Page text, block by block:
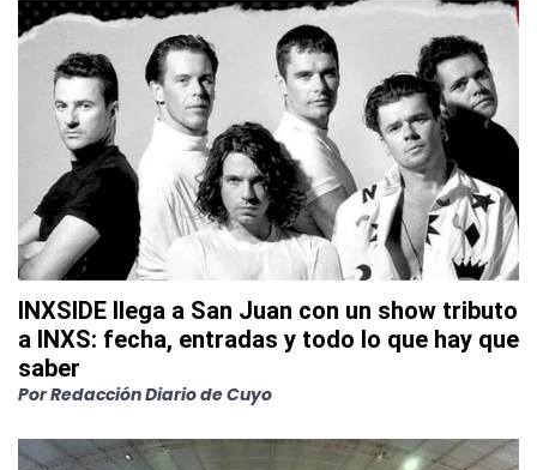
INXSIDE llega a San Juan con un show tributo
a INXS: fecha, entradas y todo lo que hay que
saber
PorRedacción Diario de Cuyo